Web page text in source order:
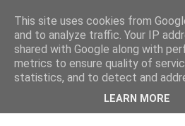
This site uses cookies from
and to analyze traffic. Your IP
shared with Google along with
metrics to ensure quality of
statistics, and to detect and
LEARN MORE